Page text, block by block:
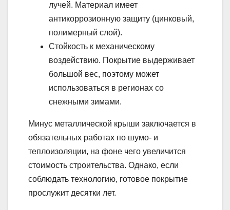
лучей. Материал имеет
антикоррозионную защиту (цинковый,
полимерный слой).
Стойкость к механическому
воздействию. Покрытие выдерживает
большой вес, поэтому может
использоваться в регионах со
снежными зимами.
Минус металлической крыши заключается в
обязательных работах по шумо- и
теплоизоляции, на фоне чего увеличится
стоимость строительства. Однако, если
соблюдать технологию, готовое покрытие
прослужит десятки лет.